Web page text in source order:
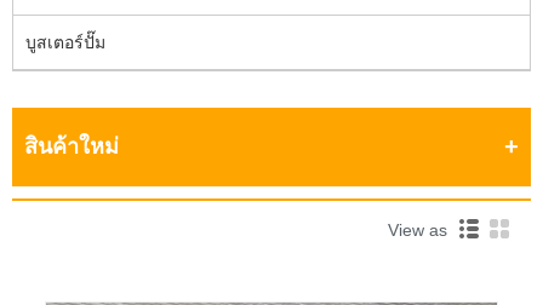
บูสเตอร์ปั๊ม
สินค้าใหม่
View as